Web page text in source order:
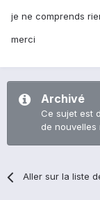
je ne comprends
merci
Archivé
Ce sujet est
de nouvelles
Aller sur la liste